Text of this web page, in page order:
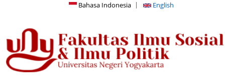
Bahasa Indonesia English